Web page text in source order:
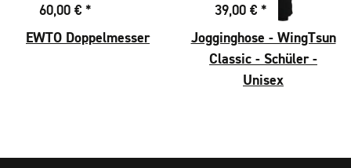
60,00 € *
EWTO Doppelmesser
39,00 € *
Jogginghose - WingTsun
Classic - Schüler -
Unisex